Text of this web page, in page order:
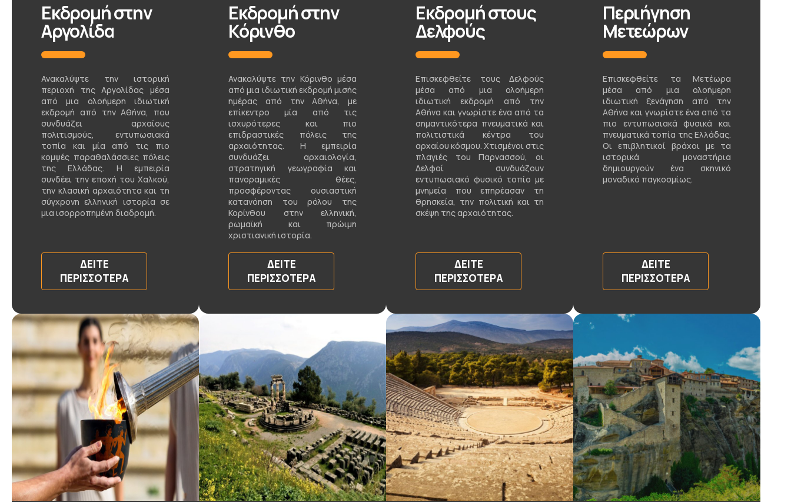
Εκδρομή στην
Αργολίδα
Ανακαλύψτε την ιστορική
περιοχή της Αργολίδας μέσα
από μια ολοήμερη ιδιωτική
εκδρομή από την Αθήνα, που
συνδυάζει αρχαίους
πολιτισμούς, εντυπωσιακά
τοπία και μία από τις πιο
κομψές παραθαλάσσιες πόλεις
της Ελλάδας. Η εμπειρία
συνδέει την εποχή του Χαλκού,
την κλασική αρχαιότητα και τη
σύγχρονη ελληνική ιστορία σε
μια ισορροπημένη διαδρομή.
ΔΕΊΤΕ
ΠΕΡΙΣΣΌΤΕΡΑ
Εκδρομή στην
Κόρινθο
Ανακαλύψτε την Κόρινθο μέσα
από μια ιδιωτική εκδρομή μισής
ημέρας από την Αθήνα, με
επίκεντρο μία από τις
ισχυρότερες και πιο
επιδραστικές πόλεις της
αρχαιότητας. Η εμπειρία
συνδυάζει αρχαιολογία,
στρατηγική γεωγραφία και
πανοραμικές θέες,
προσφέροντας ουσιαστική
κατανόηση του ρόλου της
Κορίνθου στην ελληνική,
ρωμαϊκή και πρώιμη
χριστιανική ιστορία.
ΔΕΊΤΕ
ΠΕΡΙΣΣΌΤΕΡΑ
Εκδρομή στους
Δελφούς
Επισκεφθείτε τους Δελφούς
μέσα από μια ολοήμερη
ιδιωτική εκδρομή από την
Αθήνα και γνωρίστε ένα από τα
σημαντικότερα πνευματικά και
πολιτιστικά κέντρα του
αρχαίου κόσμου. Χτισμένοι στις
πλαγιές του Παρνασσού, οι
Δελφοί συνδυάζουν
εντυπωσιακό φυσικό τοπίο με
μνημεία που επηρέασαν τη
θρησκεία, την πολιτική και τη
σκέψη της αρχαιότητας.
ΔΕΊΤΕ
ΠΕΡΙΣΣΌΤΕΡΑ
Περιήγηση
Μετεώρων
Επισκεφθείτε τα Μετέωρα
μέσα από μια ολοήμερη
ιδιωτική ξενάγηση από την
Αθήνα και γνωρίστε ένα από τα
πιο εντυπωσιακά φυσικά και
πνευματικά τοπία της Ελλάδας.
Οι επιβλητικοί βράχοι με τα
ιστορικά μοναστήρια
δημιουργούν ένα σκηνικό
μοναδικό παγκοσμίως.
ΔΕΊΤΕ
ΠΕΡΙΣΣΌΤΕΡΑ